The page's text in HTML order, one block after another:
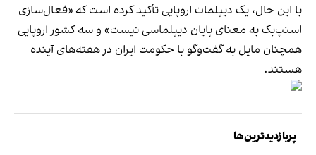
با این حال، یک دیپلمات اروپایی تأکید کرده است که «فعال‌سازی
اسنپ‌بک به معنای پایان دیپلماسی نیست» و سه کشور اروپایی
همچنان مایل به گفت‌وگو با حکومت ایران در هفته‌های آینده
هستند.
پربازدیدترین‌ها